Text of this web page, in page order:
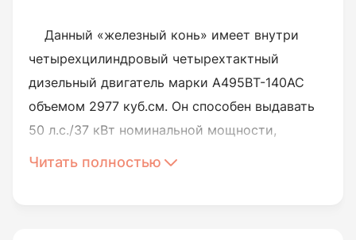
Данный «железный конь» имеет внутри
четырехцилиндровый четырехтактный
дизельный двигатель марки A495BT-140AC
объемом 2977 куб.см. Он способен выдавать
50 л.с./37 кВт номинальной мощности,
укомплектован системой жидкостного
Читать полностью